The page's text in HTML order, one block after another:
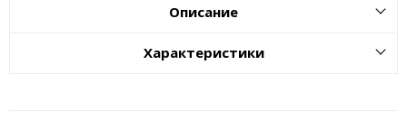
Описание
Характеристики